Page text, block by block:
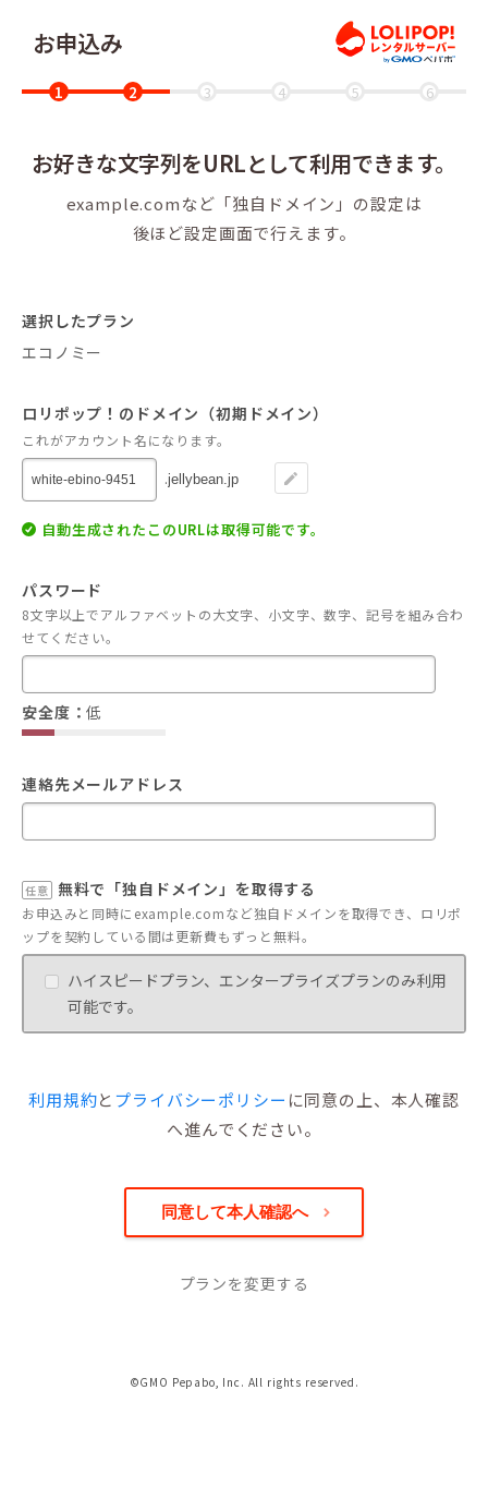
お申込み
お好きな文字列をURLとして利用できます。
example.comなど「独自ドメイン」の設定は
後ほど設定画面で行えます。
選択したプラン
エコノミー
ロリポップ！のドメイン（初期ドメイン）
これがアカウント名になります。
自動生成されたこのURLは取得可能です。
パスワード
8文字以上でアルファベットの大文字、小文字、数字、記号を組み合わ
せてください。
安全度：低
連絡先メールアドレス
任意 無料で「独自ドメイン」を取得する
お申込みと同時にexample.comなど独自ドメインを取得でき、ロリポ
ップを契約している間は更新費もずっと無料。
ハイスピードプラン、エンタープライズプランのみ利用
可能です。
利用規約とプライバシーポリシー に同意の上、本人確認
へ進んでください。
プランを変更する
©GMO Pepabo, Inc. All rights reserved.